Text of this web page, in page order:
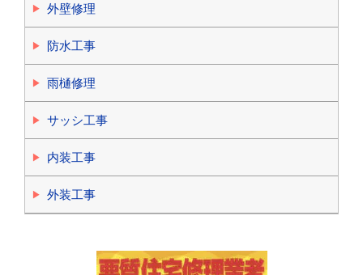
外壁修理
防水工事
雨樋修理
サッシ工事
内装工事
外装工事